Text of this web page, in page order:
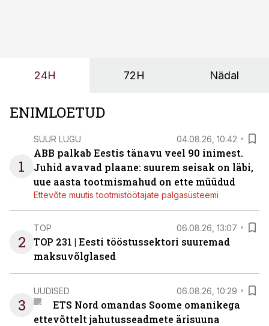
OÜ tegevjuht Sander Mitendorf.
24H 72H Nädal
ENIMLOETUD
1
SUUR LUGU 04.08.26, 10:42
ABB palkab Eestis tänavu veel 90 inimest.
Juhid avavad plaane: suurem seisak on läbi,
uue aasta tootmismahud on ette müüdud
Ettevõte muutis tootmistöötajate palgasüsteemi
2
TOP 06.08.26, 13:07
TOP 231 | Eesti tööstussektori suuremad
maksuvõlglased
3
UUDISED 06.08.26, 10:29
ETS Nord omandas Soome omanikega
ettevõttelt jahutusseadmete ärisuuna